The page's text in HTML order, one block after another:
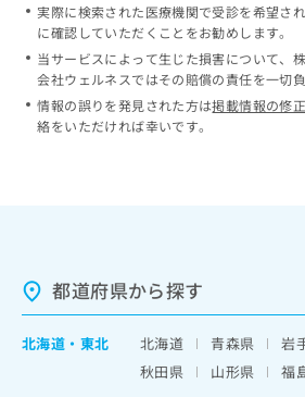
実際に検索された医療機関で受診を希望さ
に確認していただくことをお勧めします。
当サービスによって生じた損害について、
会社ウェルネスではその賠償の責任を一切
情報の誤りを発見された方は掲載情報の修
絡をいただければ幸いです。
都道府県から探す
北海道 ・ 東北 北海道 青森県 岩
秋田県
山形県
福